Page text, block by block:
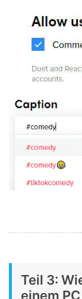
Teil 3:
einem